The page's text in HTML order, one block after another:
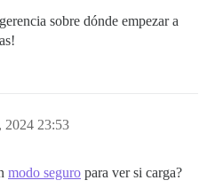
assets/
assets/
assets/
sobre dónde empezar a
2024 23:53
modo seguro para ver si carga?